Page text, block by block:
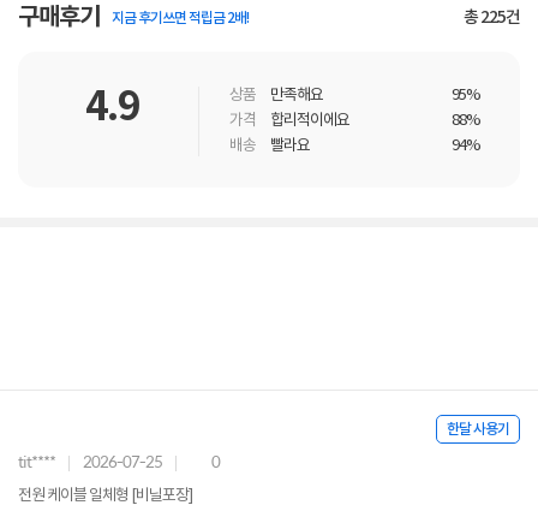
구매후기 지금 후기쓰면 적립금 2배! 총225건
4.9 상품 만족해요
95%
가격
합리적이에요
88%
배송
빨라요 94%
한달 사용기
tit**** 2026-07-25 0
전원 케이블 일체형 [비닐포장]